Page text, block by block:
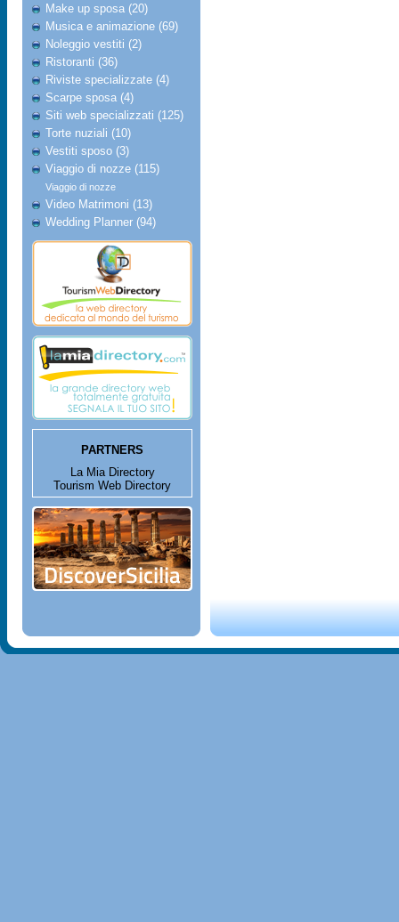
Make up sposa (20)
Musica e animazione (69)
Noleggio vestiti (2)
Ristoranti (36)
Riviste specializzate (4)
Scarpe sposa (4)
Siti web specializzati (125)
Torte nuziali (10)
Vestiti sposo (3)
Viaggio di nozze (115)
Viaggio di nozze
Video Matrimoni (13)
Wedding Planner (94)
PARTNERS
La Mia Directory
Tourism Web Directory